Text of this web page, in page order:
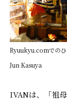
Ryuukyu.comでの
Jun Kasuya
IVANは、「祖